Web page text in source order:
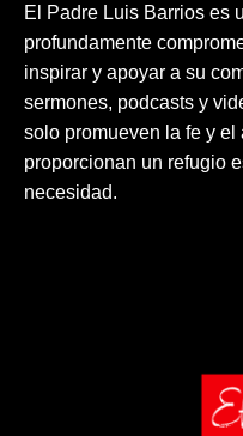
El Padre Luis Barrios es
profundamente
inspirar y apoyar a su
sermones, podcasts y
solo promueven la fe y el
proporcionan un refugio
necesidad.